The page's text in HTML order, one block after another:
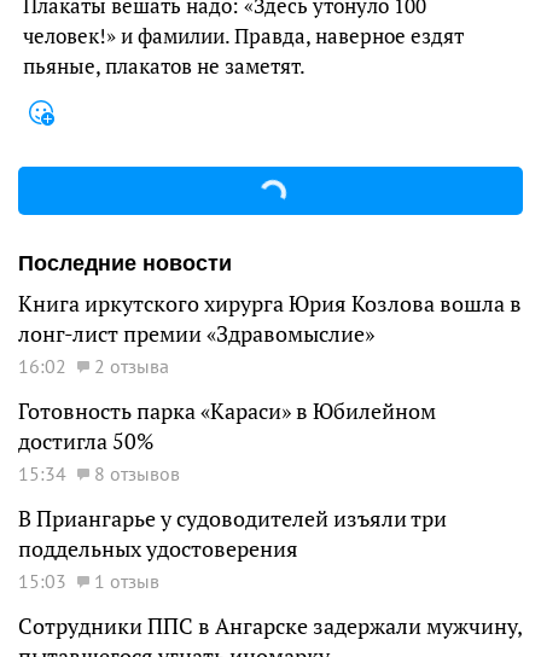
Плакаты вешать надо: «Здесь утонуло 100
человек!» и фамилии. Правда, наверное ездят
пьяные, плакатов не заметят.
Последние новости
Книга иркутского хирурга Юрия Козлова вошла в
лонг-лист премии «Здравомыслие»
16:02 2 отзыва
Готовность парка «Караси» в Юбилейном
достигла 50%
15:34 8 отзывов
В Приангарье у судоводителей изъяли три
поддельных удостоверения
15:03 1 отзыв
Сотрудники ППС в Ангарске задержали мужчину,